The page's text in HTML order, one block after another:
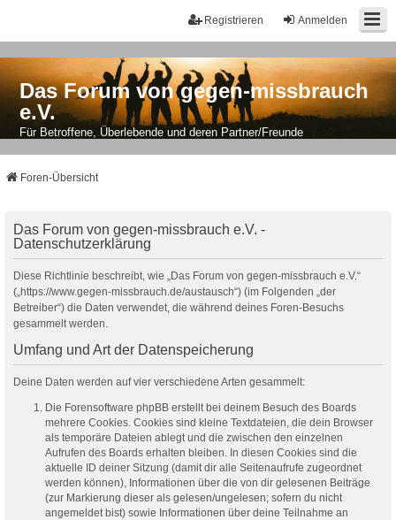
Anmelden
Registrieren
Das Forum von gegen-missbrauch
e.V.
Für Betroffene, Überlebende und deren Partner/Freunde
Foren-Übersicht
Das Forum von gegen-missbrauch e.V. -
Datenschutzerklärung
Diese Richtlinie beschreibt, wie „Das Forum von gegen-missbrauch e.V.“
(„https://www.gegen-missbrauch.de/austausch“) (im Folgenden „der
Betreiber“) die Daten verwendet, die während deines Foren-Besuchs
gesammelt werden.
Umfang und Art der Datenspeicherung
Deine Daten werden auf vier verschiedene Arten gesammelt:
Die Forensoftware phpBB erstellt bei deinem Besuch des Boards
mehrere Cookies. Cookies sind kleine Textdateien, die dein Browser
als temporäre Dateien ablegt und die zwischen den einzelnen
Aufrufen des Boards erhalten bleiben. In diesen Cookies sind die
aktuelle ID deiner Sitzung (damit dir alle Seitenaufrufe zugeordnet
werden können), Informationen über die von dir gelesenen Beiträge
(zur Markierung dieser als gelesen/ungelesen; sofern du nicht
angemeldet bist) sowie Informationen über deine Teilnahme an